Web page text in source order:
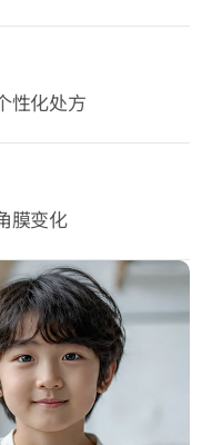
性化处方
膜变化